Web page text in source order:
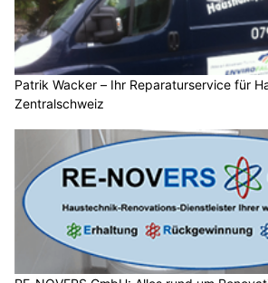
Patrik Wacker – Ihr Reparaturservice für
Zentralschweiz